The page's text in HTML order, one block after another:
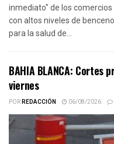
inmediato" de los comercios
con altos niveles de
para la salud de...
BAHIA BLANCA: Cortes
viernes
PORREDACCIÓN 06/08/2026